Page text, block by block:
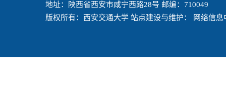
地址：陕西省西安市咸宁西路28号 邮编：710049
版权所有：西安交通大学 站点建设与维护： 网络信息